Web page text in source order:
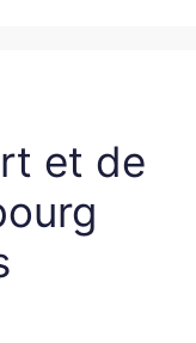
et de